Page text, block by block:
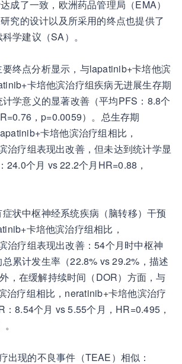
成了一致，欧洲药品管理局（EMA）
究的设计以及所采用的终点也提供了
学建议（SA）。
终点分析显示，与lapatinib+卡培他滨
卡培他滨治疗组疾病无进展生存期
计学意义的显著改善（平均PFS：8.8个
，p=0.0059）。总生存期
卡培他滨治疗组相比，
治疗组表现出改善，但未达到统计学显
24.0个月 vs 22.2个月HR=0.88，
状中枢神经系统疾病（脑转移）干预
卡培他滨治疗组相比，
治疗组表现出改善：54个月时中枢神
累计发生率（22.8% vs 29.2%，描述
，在缓解持续时间（DOR）方面，与
治疗组相比，neratinib+卡培他滨治疗
8.54个月 vs 5.55个月，HR=0.495，
出现的不良事件（TEAE）相似：